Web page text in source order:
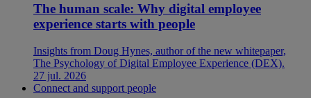
The human scale: Why digital employee
experience starts with people
Insights from Doug Hynes, author of the new whitepaper,
The Psychology of Digital Employee Experience (DEX).
27 jul. 2026
Connect and support people